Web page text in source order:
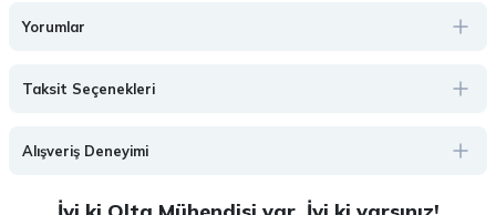
Yorumlar
Taksit Seçenekleri
Alışveriş Deneyimi